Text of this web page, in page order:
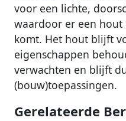
voor een lichte,
waardoor er een
komt. Het hout blijft
eigenschappen
verwachten en blijft
(bouw)toepassingen.
Gerelateerde